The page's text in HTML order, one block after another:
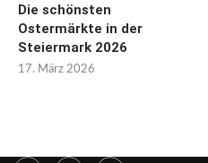
Die schönsten
Ostermärkte in der
Steiermark 2026
17. März 2026